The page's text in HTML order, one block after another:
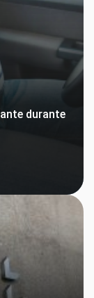
durante